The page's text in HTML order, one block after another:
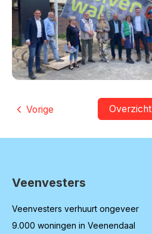
Overzicht
Vorige
Contactinformatie
Veenvesters
Veenvesters verhuurt ongeveer
9.000 woningen in Veenendaal